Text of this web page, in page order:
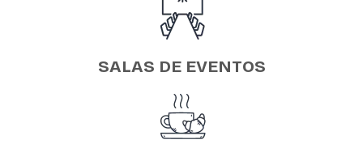
SALAS DE EVENTOS